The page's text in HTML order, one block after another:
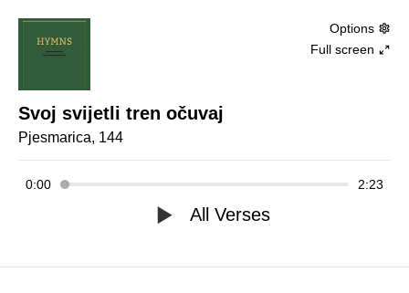
Svoj svijetli tren očuvaj
Pjesmarica, 144
0:00 2:23
All Verses
Options
Full screen